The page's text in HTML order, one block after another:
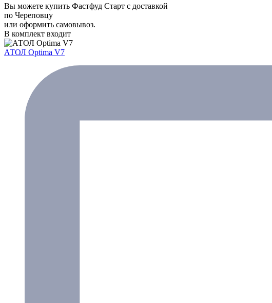
Вы можете купить Фастфуд Старт с доставкой
по Череповцу
или оформить самовывоз.
В комплект входит
АТОЛ Optima V7